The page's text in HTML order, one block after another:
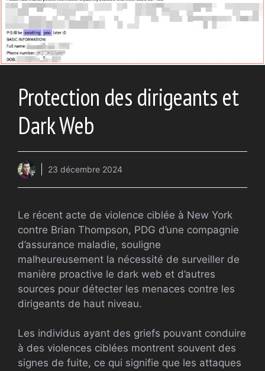
Protection des dirigeants et
Dark Web
23 décembre 2024
Le récent acte de violence ciblée à New York
contre Brian Thompson, PDG d’une compagnie
d’assurance maladie, souligne
malheureusement la nécessité de surveiller de
manière proactive le dark web et d’autres
sources pour détecter les menaces contre les
dirigeants de haut niveau.
Les individus ayant des griefs pouvant conduire
à des violences ciblées montrent souvent des
signes de fuite, ce qui signifie que les attaques